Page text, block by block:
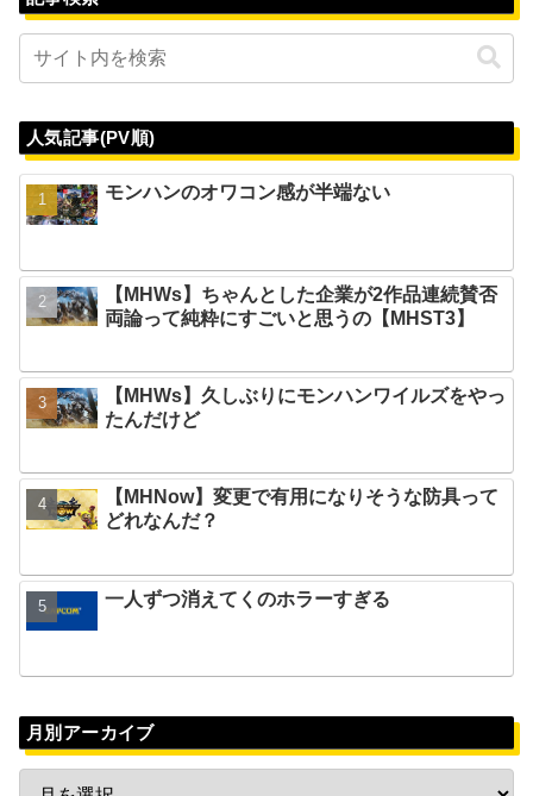
人気記事(PV順)
モンハンのオワコン感が半端ない
【MHWs】ちゃんとした企業が2作品連続賛否
両論って純粋にすごいと思うの【MHST3】
【MHWs】久しぶりにモンハンワイルズをやっ
たんだけど
【MHNow】変更で有用になりそうな防具って
どれなんだ？
一人ずつ消えてくのホラーすぎる
月別アーカイブ